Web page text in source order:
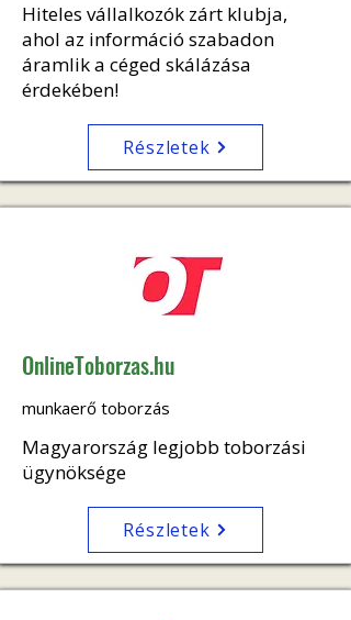
Hiteles vállalkozók zárt klubja,
ahol az információ szabadon
áramlik a céged skálázása
érdekében!
Részletek
OnlineToborzas.hu
munkaerő toborzás
Magyarország legjobb toborzási
ügynöksége
Részletek